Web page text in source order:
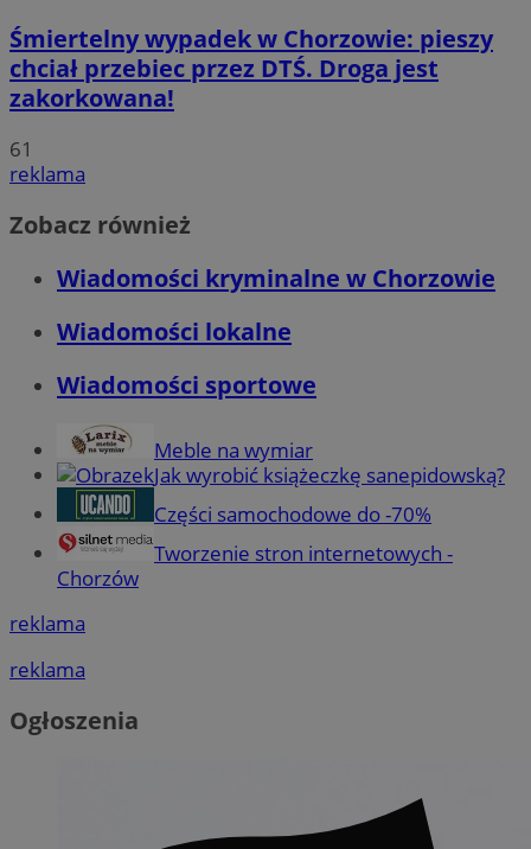
Śmiertelny wypadek w Chorzowie: pieszy
chciał przebiec przez DTŚ. Droga jest
zakorkowana!
61
reklama
Zobacz również
Wiadomości kryminalne w Chorzowie
Wiadomości lokalne
Wiadomości sportowe
Meble na wymiar
Jak wyrobić książeczkę sanepidowską?
Części samochodowe do -70%
Tworzenie stron internetowych -
Chorzów
reklama
reklama
Ogłoszenia